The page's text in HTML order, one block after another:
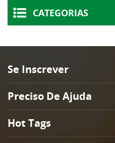
CATEGORIAS
Se Inscrever
Preciso De Ajuda
Hot Tags